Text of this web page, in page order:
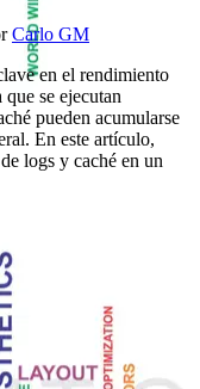
Carlo GM
en el rendimiento
se ejecutan
pueden acumularse
En este artículo,
logs y caché en un
eficiencia en